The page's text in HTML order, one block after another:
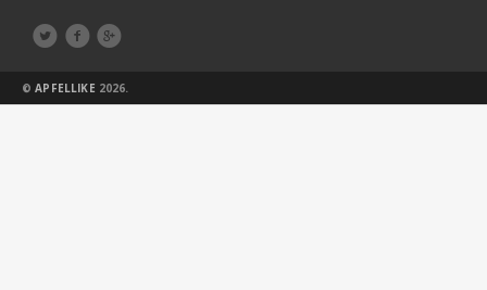
  
©APFELLIKE 2026.